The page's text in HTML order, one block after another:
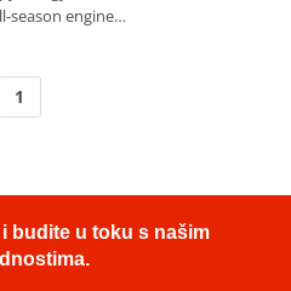
season engine…
1
budite u toku s našim